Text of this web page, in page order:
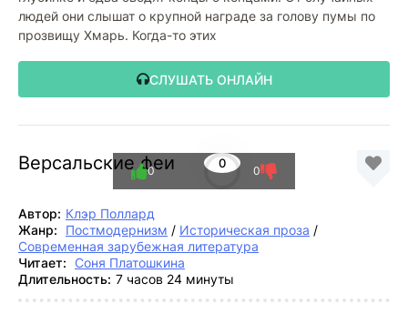
людей они слышат о крупной награде за голову пумы по
прозвищу Хмарь. Когда-то этих
СЛУШАТЬ ОНЛАЙН
Версальские феи 0
0 0
Автор: Клэр Поллард
Жанр:
Постмодернизм / Историческая проза /
Современная зарубежная литература
Читает: Соня Платошкина
Длительность: 7 часов 24 минуты